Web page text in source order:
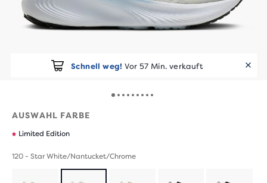
Schnell weg! Vor 57 Min. verkauft
AUSWAHL FARBE
Limited Edition
120 - Star White/Nantucket/Chrome